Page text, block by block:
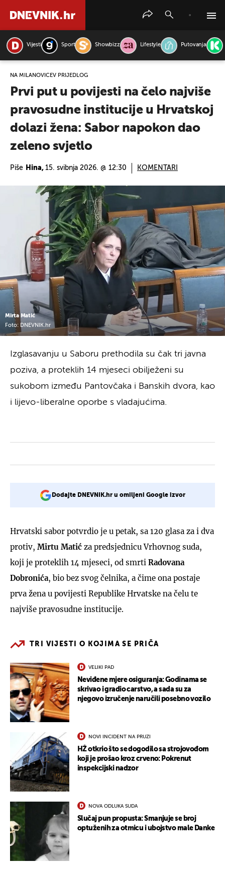
Vijesti Sport Showbizz Lifestyle Putovanja
NA MILANOVIĆEV PRIJEDLOG
Prvi put u povijesti na čelo najviše
pravosudne institucije u Hrvatskoj
dolazi žena: Sabor napokon dao
zeleno svjetlo
Piše Hina, 15. svibnja 2026. @ 12:30 KOMENTARI
Mirta Matić
Foto: DNEVNIK.hr
Izglasavanju u Saboru prethodila su čak tri javna
poziva, a proteklih 14 mjeseci obilježeni su
sukobom između Pantovčaka i Banskih dvora, kao
i lijevo-liberalne oporbe s vladajućima.
Dodajte DNEVNIK.hr u omiljeni Google izvor
Hrvatski sabor potvrdio je u petak, sa 120 glasa za i dva
protiv, Mirtu Matić za predsjednicu Vrhovnog suda,
koji je proteklih 14 mjeseci, od smrti Radovana
Dobronića, bio bez svog čelnika, a čime ona postaje
prva žena u povijesti Republike Hrvatske na čelu te
najviše pravosudne institucije.
TRI VIJESTI O KOJIMA SE PRIČA
VELIKI PAD
Neviđene mjere osiguranja: Godinama se
skrivao i gradio carstvo, a sada su za
njegovo izručenje naručili posebno vozilo
NOVI INCIDENT NA PRUZI
HŽ otkrio što se dogodilo sa strojovođom
koji je prošao kroz crveno: Pokrenut
inspekcijski nadzor
NOVA ODLUKA SUDA
Slučaj pun propusta: Smanjuje se broj
optuženih za otmicu i ubojstvo male Danke
PRETRAŽITE VIJESTI